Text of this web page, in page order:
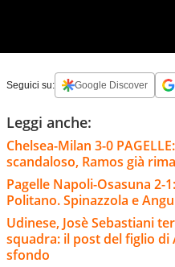
Seguici su: Google Discover
Leggi anche:
Chelsea-Milan 3-0
scandaloso, Ramos già
Pagelle Napoli-Osasuna 2-
Politano. Spinazzola e
Udinese, Josè Sebastiani
squadra: il post del figlio di
sfondo